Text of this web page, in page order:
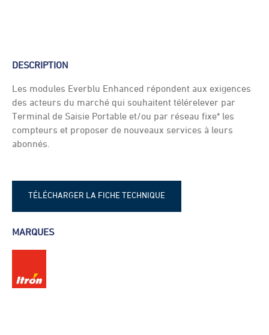
DESCRIPTION
Les modules Everblu Enhanced répondent aux exigences
des acteurs du marché qui souhaitent télérelever par
Terminal de Saisie Portable et/ou par réseau fixe* les
compteurs et proposer de nouveaux services à leurs
abonnés.
TÉLÉCHARGER LA FICHE TECHNIQUE
MARQUES